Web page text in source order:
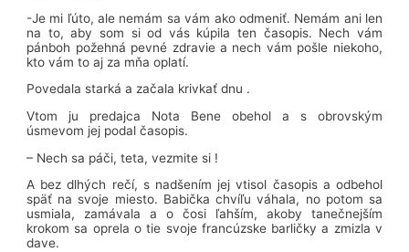
-Je mi ľúto, ale nemám sa vám ako odmeniť. Nemám ani len
na to, aby som si od vás kúpila ten časopis. Nech vám
pánboh požehná pevné zdravie a nech vám pošle niekoho,
kto vám to aj za mňa oplatí.
Povedala starká a začala krivkať dnu .
Vtom ju predajca Nota Bene obehol a s obrovským
úsmevom jej podal časopis.
– Nech sa páči, teta, vezmite si !
A bez dlhých rečí, s nadšením jej vtisol časopis a odbehol
späť na svoje miesto. Babička chvíľu váhala, no potom sa
usmiala, zamávala a o čosi ľahším, akoby tanečnejším
krokom sa oprela o tie svoje francúzske barličky a zmizla v
dave.